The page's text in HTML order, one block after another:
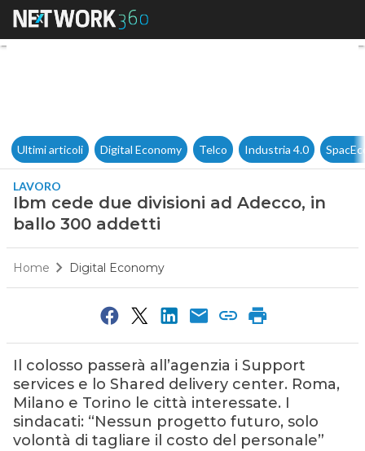
Ibm cede due divisioni ad
Ultimi articoli Digital Economy Telco Industria 4.0
LAVORO
Ibm cede due divisioni ad Adecco, in
ballo 300 addetti
Home Digital Economy
Il colosso passerà all’agenzia i Support
services e lo Shared delivery center. Roma,
Milano e Torino le città interessate. I
sindacati: “Nessun progetto futuro, solo
volontà di tagliare il costo del personale”